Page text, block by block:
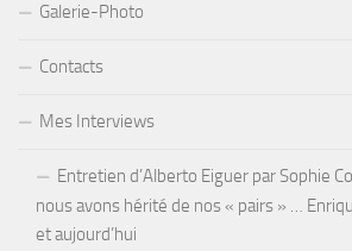
Galerie-Photo
Contacts
Mes Interviews
Entretien d’Alberto Eiguer par Sophie
nous avons hérité de nos « pairs » …
et aujourd’hui